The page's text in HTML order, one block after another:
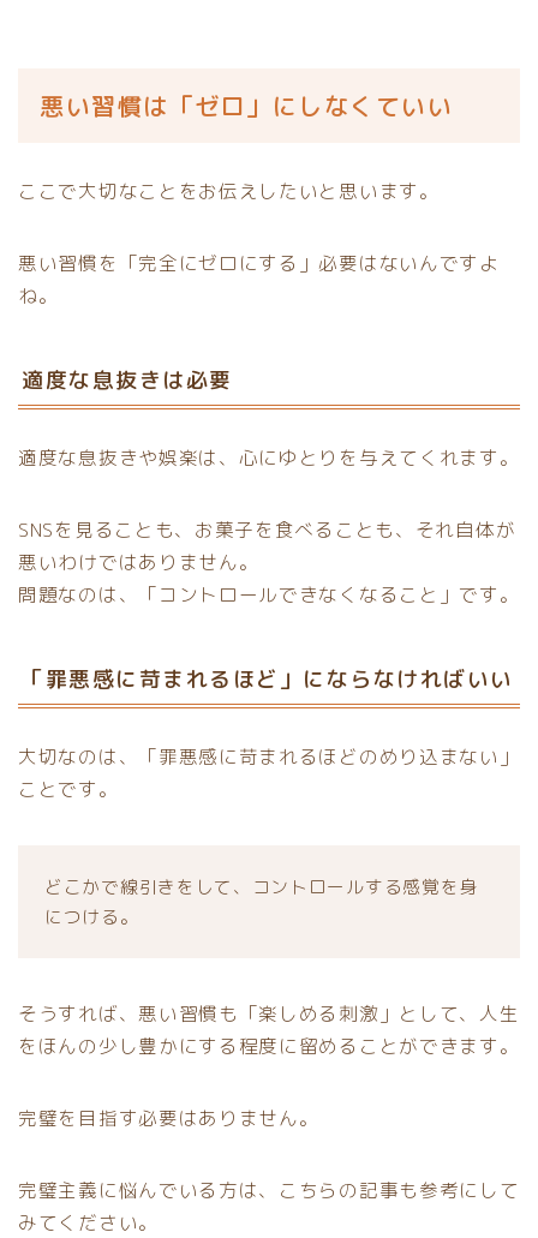
悪い習慣は「ゼロ」にしなくていい
ここで大切なことをお伝えしたいと思います。
悪い習慣を「完全にゼロにする」必要はないんですよ
ね。
適度な息抜きは必要
適度な息抜きや娯楽は、心にゆとりを与えてくれます。
SNSを見ることも、お菓子を食べることも、それ自体が
悪いわけではありません。
問題なのは、「コントロールできなくなること」です。
「罪悪感に苛まれるほど」にならなければいい
大切なのは、「罪悪感に苛まれるほどのめり込まない」
ことです。
どこかで線引きをして、コントロールする感覚を身
につける。
そうすれば、悪い習慣も「楽しめる刺激」として、人生
をほんの少し豊かにする程度に留めることができます。
完璧を目指す必要はありません。
完璧主義に悩んでいる方は、こちらの記事も参考にして
みてください。